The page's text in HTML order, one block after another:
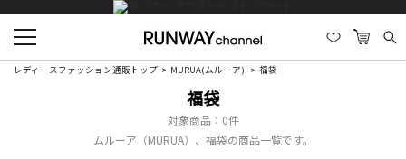
レディースファッション通販トップ MURUA(ムルーア) 福袋
福袋
対象商品： 0件
ムルーア（MURUA）、福袋の商品一覧です。